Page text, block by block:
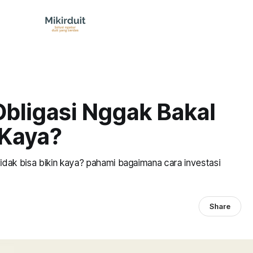
Nggak Bakal
bisa bikin kaya? pahami bagaimana cara investasi
Share